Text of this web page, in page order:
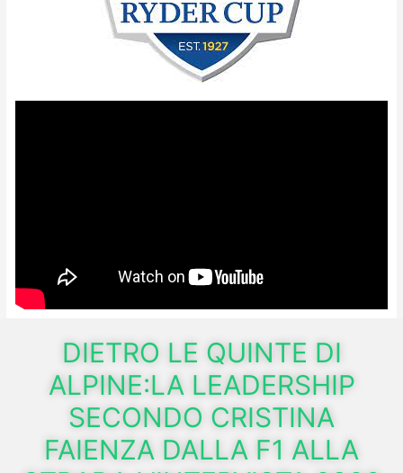
DIETRO LE QUINTE DI
ALPINE:LA LEADERSHIP
SECONDO CRISTINA
FAIENZA DALLA F1 ALLA